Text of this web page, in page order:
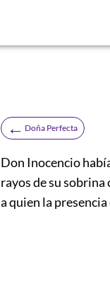
← Doña Perfecta
Don Inocencio
rayos de su
a quien la